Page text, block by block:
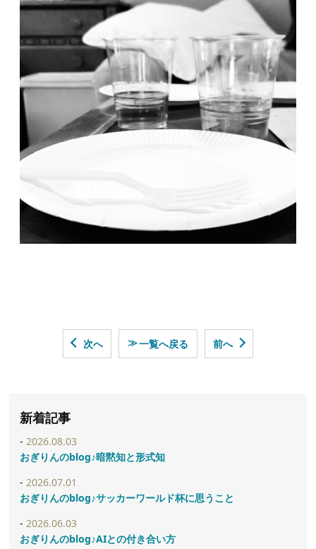
次へ ≫一覧へ戻る 前へ
新着記事
2026.08.03
おぎりんのblog♪暗黙知と形式知
2026.07.01
おぎりんのblog♪サッカーワールド杯に思うこと
2026.06.03
おぎりんのblog♪AIとの付き合い方